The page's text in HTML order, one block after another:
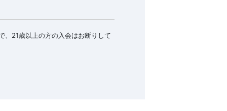
、21歳以上の方の入会はお断りして